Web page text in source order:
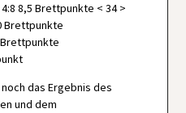
8,5 Brettpunkte < 34 >
Brettpunkte
Brettpunkte
das Ergebnis des
und dem